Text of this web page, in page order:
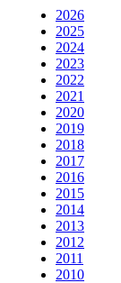
2026
2025
2024
2023
2022
2021
2020
2019
2018
2017
2016
2015
2014
2013
2012
2011
2010